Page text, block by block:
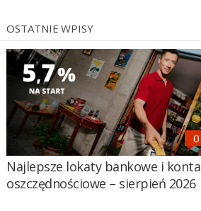
OSTATNIE WPISY
Najlepsze lokaty bankowe i konta
oszczędnościowe – sierpień 2026